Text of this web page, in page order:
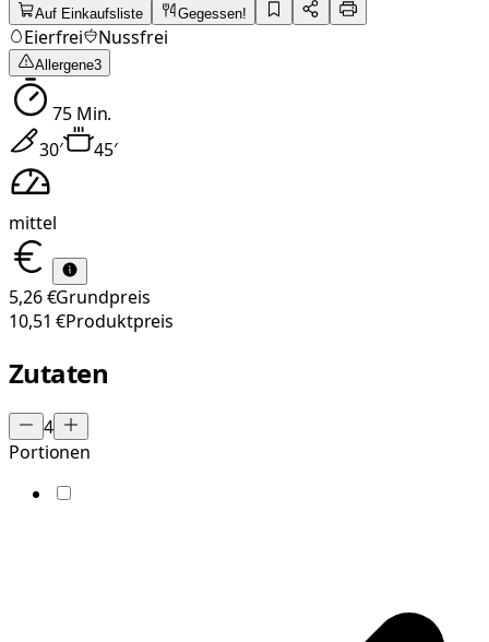
Auf Einkaufsliste Gegessen!
Eierfrei Nussfrei
Allergene3
75Min.
30′ 45′
mittel
5,26 €Grundpreis
10,51 €Produktpreis
Zutaten
4
Portionen